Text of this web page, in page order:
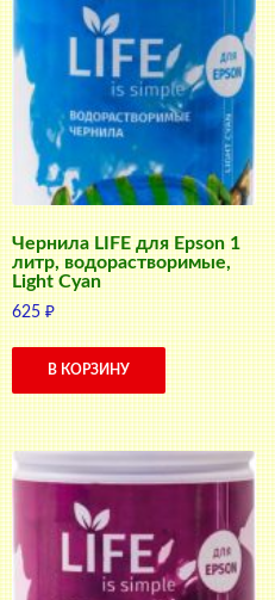
Чернила LIFE для Epson 1
литр, водорастворимые,
Light Cyan
625₽
В КОРЗИНУ